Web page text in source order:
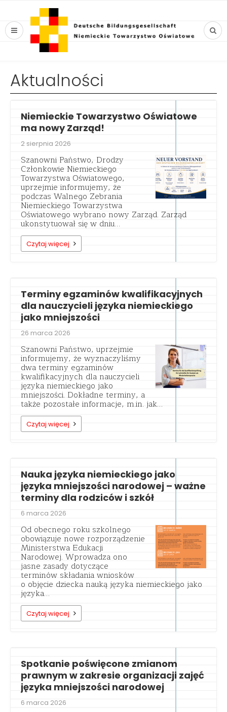
Aktualności
Niemieckie Towarzystwo Oświatowe
ma nowy Zarząd!
2 sierpnia 2026
Szanowni Państwo, Drodzy
Członkowie Niemieckiego
Towarzystwa Oświatowego,
uprzejmie informujemy, że
podczas Walnego Zebrania
Niemieckiego Towarzystwa
Oświatowego wybrano nowy Zarząd. Zarząd
ukonstytuował się w dniu…
Czytaj więcej
Terminy egzaminów kwalifikacyjnych
dla nauczycieli języka niemieckiego
jako mniejszości
26 marca 2026
Szanowni Państwo, uprzejmie
informujemy, że wyznaczyliśmy
dwa terminy egzaminów
kwalifikacyjnych dla nauczycieli
języka niemieckiego jako
mniejszości. Dokładne terminy, a
także pozostałe informacje, m.in. jak…
Czytaj więcej
Nauka języka niemieckiego jako
języka mniejszości narodowej – ważne
terminy dla rodziców i szkół
6 marca 2026
Od obecnego roku szkolnego
obowiązuje nowe rozporządzenie
Ministerstwa Edukacji
Narodowej. Wprowadza ono
jasne zasady dotyczące
terminów składania wniosków
o objęcie dziecka nauką języka niemieckiego jako
języka…
Czytaj więcej
Spotkanie poświęcone zmianom
prawnym w zakresie organizacji zajęć
języka mniejszości narodowej
6 marca 2026